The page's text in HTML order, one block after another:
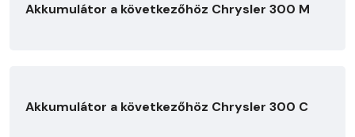
Akkumulátor a következőhöz Chrysler 300 M
Akkumulátor a következőhöz Chrysler 300 C